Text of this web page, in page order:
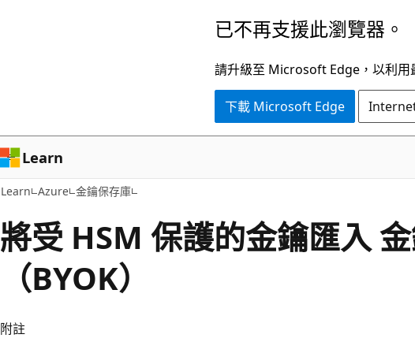
容
已不再支援此瀏覽器。
請升級至 Microsoft Edge，以利用
下載 Microsoft Edge
Learn
Learn Azure 金鑰保存庫
將受 HSM 保護的金鑰匯入
（BYOK）
附註